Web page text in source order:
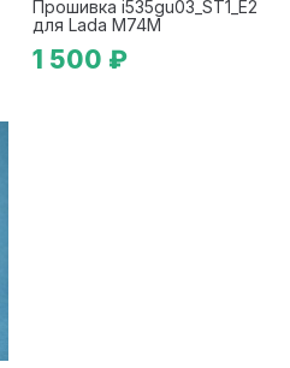
Прошивка i535gu03_ST1_E2
для Lada М74М
1 500 ₽